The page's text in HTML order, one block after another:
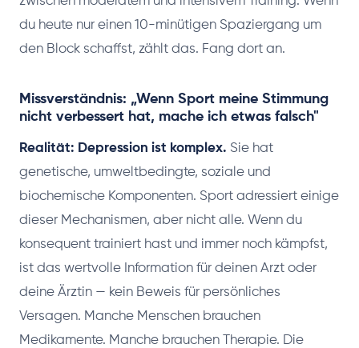
du heute nur einen 10-minütigen Spaziergang um
den Block schaffst, zählt das. Fang dort an.
Missverständnis: „Wenn Sport meine Stimmung
nicht verbessert hat, mache ich etwas falsch"
Realität: Depression ist komplex. Sie hat
genetische, umweltbedingte, soziale und
biochemische Komponenten. Sport adressiert einige
dieser Mechanismen, aber nicht alle. Wenn du
konsequent trainiert hast und immer noch kämpfst,
ist das wertvolle Information für deinen Arzt oder
deine Ärztin — kein Beweis für persönliches
Versagen. Manche Menschen brauchen
Medikamente. Manche brauchen Therapie. Die